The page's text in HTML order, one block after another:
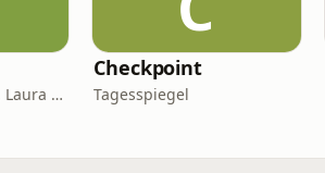
Kai Kupferschmidt, Laura Salm-Reifferscheidt
Checkpoint
Tagesspiegel